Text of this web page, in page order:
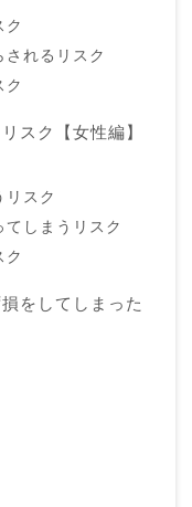
ク
れるリスク
ク
スク【女性編】
リスク
しまうリスク
ク
をしてしまった